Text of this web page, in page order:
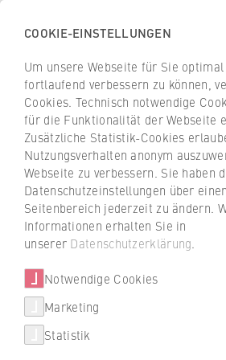
Z
u
ü
k
u
S
a
H
c
h
s
c
h
u
l
e
f
r
W
i
r
Z
u
r
ü
c
k
z
u
r
t
a
t
Über uns
Forschung und Transfer
Social Startup
Wirkungsmessung
Startups
Das SSC Projekt erforscht,
Startups mit der Cockpit-
Umsetzungserfolg steigern
Zahl erfolgreicher
COOKIE-EINSTELLUNGEN
Um unsere Webseite für Sie
fortlaufend verbessern zu können,
Cookies. Technisch notwendige
für die Funktionalität der Webseite
Zusätzliche Statistik-Cookies
Nutzungsverhalten anonym
Webseite zu verbessern. Sie haben
Datenschutzeinstellungen über
Seitenbereich jederzeit zu ändern.
Informationen erhalten Sie in
unserer Datenschutzerklärung
Notwendige Cookies
Marketing
Statistik